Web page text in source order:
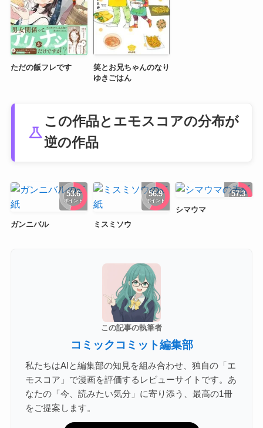
ただの飯フレです
笑とお兄ちゃんのなり
ゆきごはん
science
この作品とエモスコアの分布が
逆の作品
53.6
ポイント
ガンニバル
56.9
ポイント
ミスミソウ
57.3
シマウマ
この記事の執筆者
コミックコミット編集部
私たちはAIと編集部の知見を組み合わせ、独自の「エ
モスコア」で漫画を評価するレビューサイトです。あ
なたの「今、読みたい気分」に寄り添う、最高の1冊
をご提案します。